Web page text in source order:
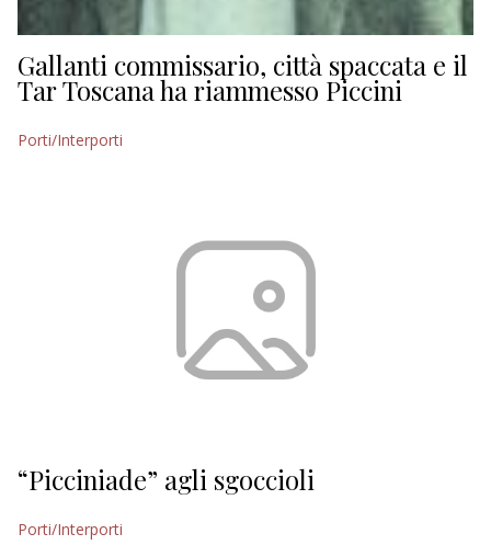
Gallanti commissario, città spaccata e il
Tar Toscana ha riammesso Piccini
Porti/Interporti
“Picciniade” agli sgoccioli
Porti/Interporti